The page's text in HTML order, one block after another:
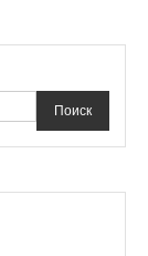
Поиск